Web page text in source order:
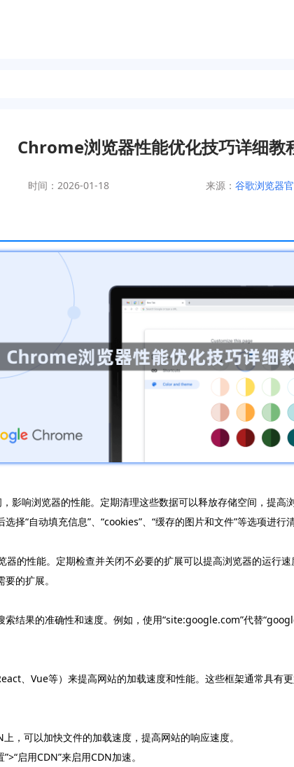
Chrome浏览器性能优化技巧详细教
时间：2026-01-18 来源： 谷歌浏览器
响浏览器的性能。定期清理这些数据可以释放存储空间，提高
择“自动填充信息”、“cookies”、“缓存的图片和文件”等选项进行清
的性能。定期检查并关闭不必要的扩展可以提高浏览器的运行速
的扩展。
结果的准确性和速度。例如，使用“site:google.com”代替
、Vue等）来提高网站的加载速度和性能。这些框架通常具有
，可以加快文件的加载速度，提高网站的响应速度。
启用CDN”来启用CDN加速。